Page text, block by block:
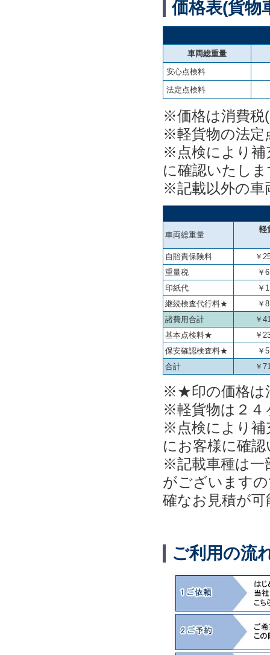
価格表(貨物
車両総重量
安心点検料
法定点検料
※価格は消費税
※軽貨物の法定
※点検により補
に確認いたし
※記載以外の車
車両総重量
軽
自賠責保険料
￥
重量税
￥
印紙代
￥
継続検査代行料★
￥
諸費用合計
￥
基本点検料★
￥
保安確認検査料★
￥
合計
￥
※★印の価格は
※軽貨物は２４
※点検により補
にお客様に確
※記載車種は一
がございます
確なお見積が
ご利用の流